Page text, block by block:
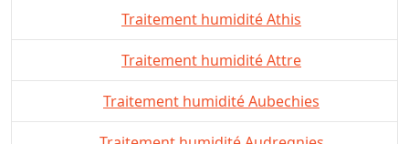
Traitement humidité Athis
Traitement humidité Attre
Traitement humidité Aubechies